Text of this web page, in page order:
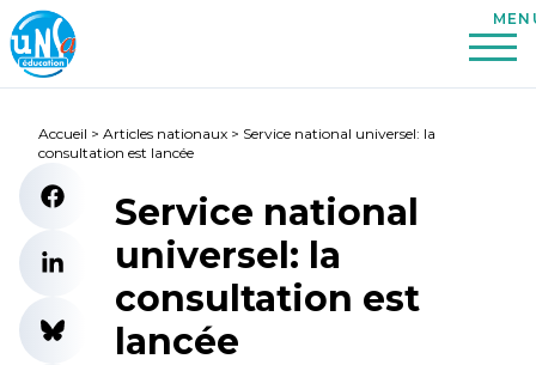
Accueil > Articles nationaux > Service national universel: la
consultation est lancée
Service national
universel: la
consultation est
lancée